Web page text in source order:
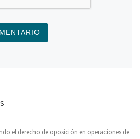
el derecho de oposición en operaciones de